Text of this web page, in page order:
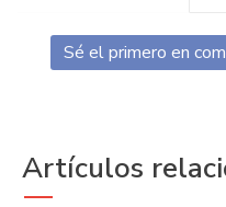
Sé el primero en
Artículos